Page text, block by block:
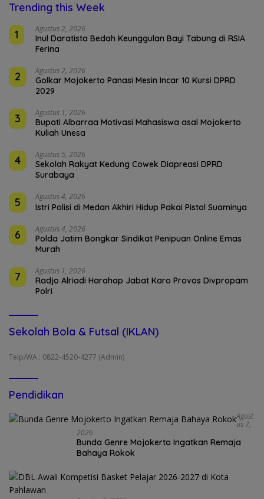
Trending this Week
1
Agustus 2, 2026
Inul Daratista Bedah Keunggulan Bayi Tabung di RSIA
Ferina
2 Agustus 2, 2026
Golkar Mojokerto Panasi Mesin Incar 10 Kursi DPRD
2029
3 Agustus 1, 2026
Bupati Albarraa Motivasi Mahasiswa asal Mojokerto
Kuliah Unesa
4 Agustus 5, 2026
Sekolah Rakyat Kedung Cowek Diapreasi DPRD
Surabaya
5 Agustus 4, 2026
Istri Polisi di Medan Akhiri Hidup Pakai Pistol Suaminya
6 Agustus 4, 2026
Polda Jatim Bongkar Sindikat Penipuan Online Emas
Murah
7 Agustus 1, 2026
Radjo Alriadi Harahap Jabat Karo Provos Divpropam
Polri
Sekolah Bola & Futsal (IKLAN)
Telp/WA : 0822-4520-4277 (Admin)
Pendidikan
Agust
Us 7,
2026
Bunda Genre Mojokerto Ingatkan Remaja
Bahaya Rokok